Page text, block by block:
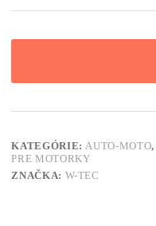
KATEGÓRIE:AUTO-MOTO,
PRE MOTORKY
ZNAČKA: W-TEC